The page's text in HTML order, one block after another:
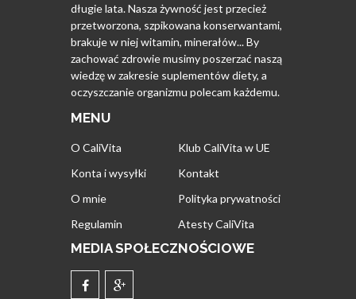
długie lata. Nasza żywność jest przecież
przetworzona, szpikowana konserwantami,
brakuje w niej witamin, minerałów... By
zachować zdrowie musimy poszerzać naszą
wiedzę w zakresie suplementów diety, a
oczyszczanie organizmu polecam każdemu.
MENU
O CaliVita
Klub CaliVita w UE
Konta i wysyłki
Kontakt
O mnie
Polityka prywatności
Regulamin
Atesty CaliVita
MEDIA SPOŁECZNOŚCIOWE